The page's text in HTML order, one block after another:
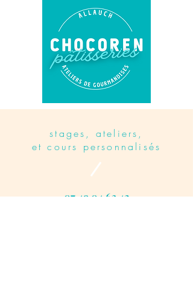
stages, ateliers,
et cours personnalisés
07 49 04 63 42